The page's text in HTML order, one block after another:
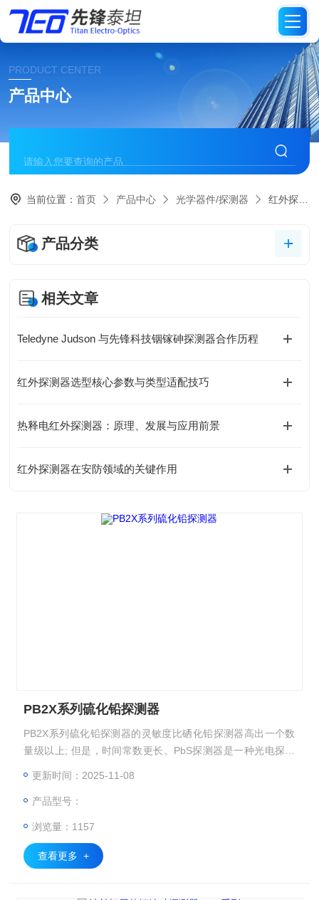
PRODUCT CENTER
产品中心
当前位置：首页 产品中心 光学器件/探测器 红外探测器
产品分类
相关文章
Teledyne Judson 与先锋科技铟镓砷探测器合作历程
红外探测器选型核心参数与类型适配技巧
热释电红外探测器：原理、发展与应用前景
红外探测器在安防领域的关键作用
PB2X系列硫化铅探测器
PB2X系列硫化铅探测器的灵敏度比硒化铅探测器高出一个数
量级以上; 但是，时间常数更长。PbS探测器是一种光电探测
便宜得多。LC公司的典型芯片尺寸为 2 mmx2 mm，也可根据
更新时间：2025-11-08
产品型号：
浏览量：1157
查看更多 +